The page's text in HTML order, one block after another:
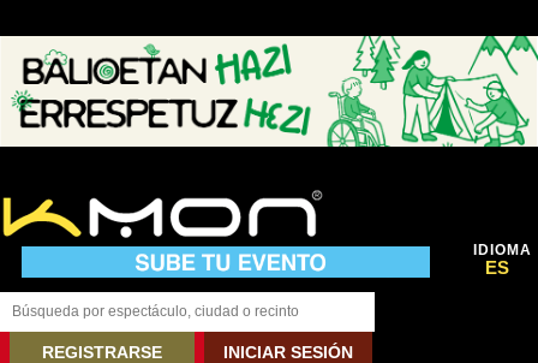
IDIOMA
ES
REGISTRARSE INICIAR SESIÓN